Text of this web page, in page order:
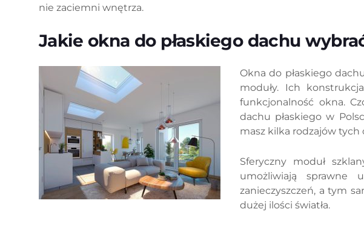
nie zaciemni wnętrza.
Jakie okna do płaskiego dachu
Okna do płaskiego
moduły. Ich
funkcjonalność okna.
dachu płaskiego w
masz kilka rodzajów tych
Sferyczny moduł
umożliwiają sprawne
zanieczyszczeń, a tym
dużej ilości światła.